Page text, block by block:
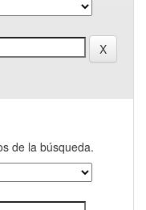
de la búsqueda.